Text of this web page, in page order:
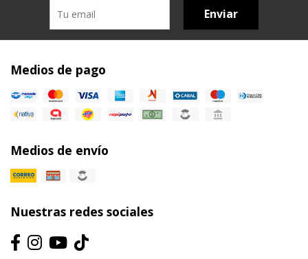
Enviar
Medios de pago
Medios de envío
Nuestras redes sociales